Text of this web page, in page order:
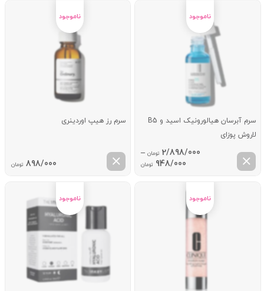
سرم آبرسان هیالورونیک اسید و B5
لاروش پوزای
2/898/000 تومان –
948/000 تومانPrice
range:
2/898/000 تومان
سرم رز هیپ اوردینری
898/000 تومان